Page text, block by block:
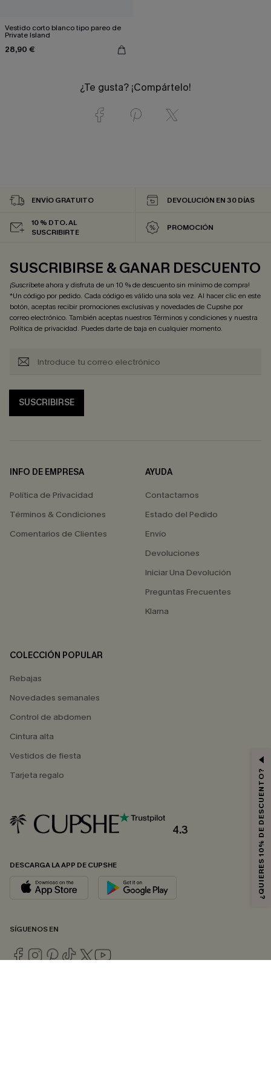
Vestido corto blanco tipo pareo de
Private Island
28,90 €
¿Te gusta? ¡Compártelo!
ENVÍO GRATUITO DEVOLUCIÓN EN 30 DÍAS
10 % DTO. AL
SUSCRIBIRTE
PROMOCIÓN
SUSCRIBIRSE & GANAR DESCUENTO
¡Suscríbete ahora y disfruta de un 10 % de descuento sin mínimo de compra!
*Un código por pedido. Cada código es válido una sola vez. Al hacer clic en este
botón, aceptas recibir promociones exclusivas y novedades de Cupshe por
correo electrónico. También aceptas nuestrosTérminos y condicionesy nuestra
Política de privacidad. Puedes darte de baja en cualquier momento.
SUSCRIBIRSE
INFO DE EMPRESA
Política de Privacidad
Términos & Condiciones
Comentarios de Clientes
AYUDA
Contactarnos
Estado del Pedido
Envío
Devoluciones
Iniciar Una Devolución
Preguntas Frecuentes
Klarna
COLECCIÓN POPULAR
Rebajas
Novedades semanales
Control de abdomen
Cintura alta
Vestidos de fiesta
Tarjeta regalo
4.3
DESCARGA LA APP DE CUPSHE
SÍGUENOS EN
¿QUIERES 10% DE DESCUENTO?